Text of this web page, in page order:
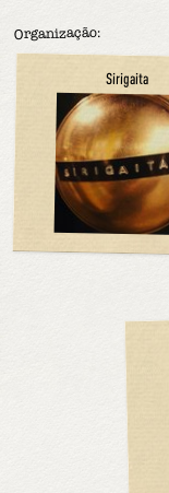
Organização:
Sirigaita